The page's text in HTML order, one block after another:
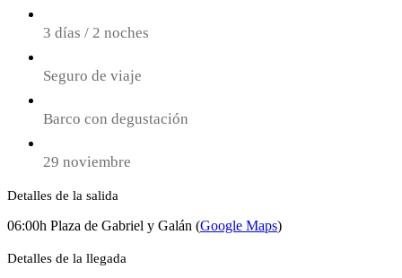
3 días / 2 noches
Seguro de viaje
Barco con degustación
29 noviembre
Detalles de la salida
06:00h Plaza de Gabriel y Galán (Google Maps)
Detalles de la llegada